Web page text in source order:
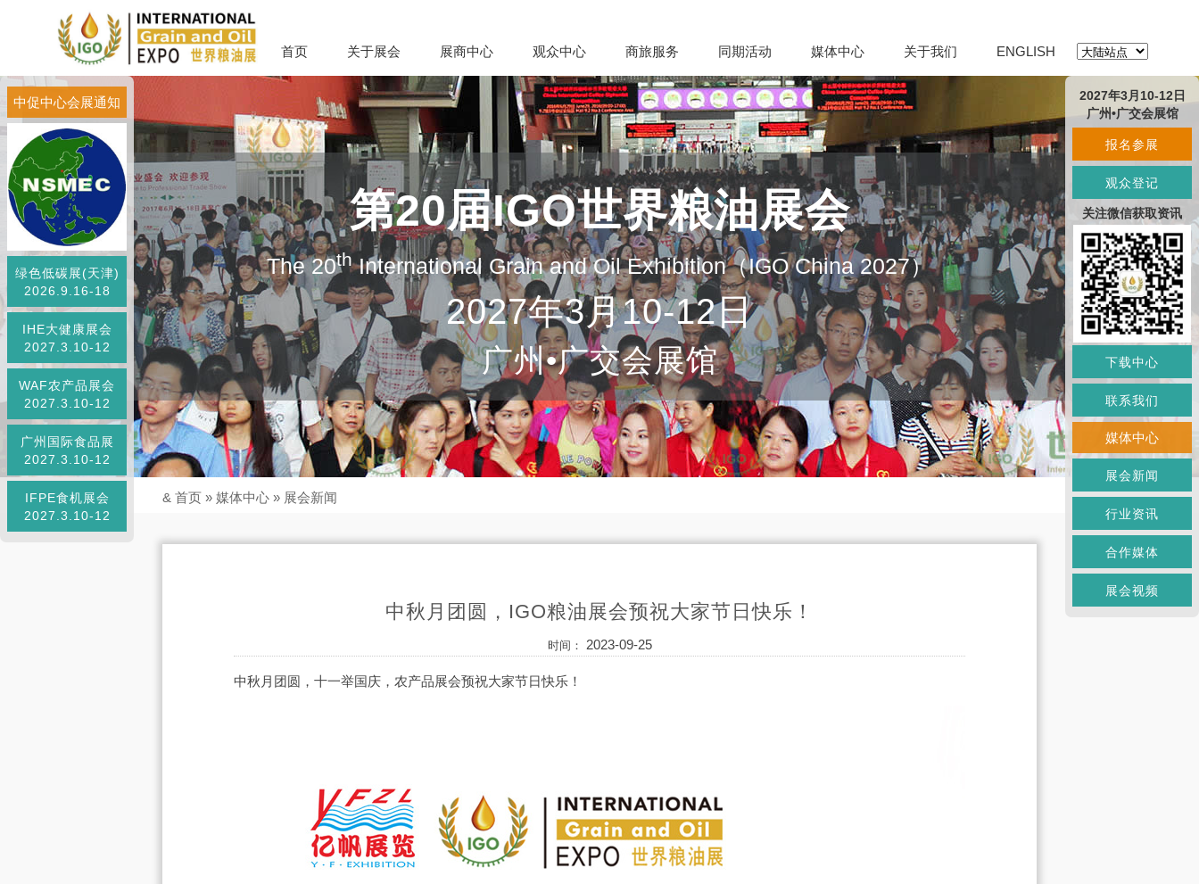
首页 关于展会 展商中心 观众中心 商旅服务 同期活动 媒体中心 关于我们 ENGLISH
第20届IGO世界粮油展会
The 20thInternational Grain and Oil Exhibition（IGO China 2027）
2027年3月10-12日
广州•广交会展馆
中促中心会展通知
绿色低碳展(天津)
2026.9.16-18
IHE大健康展会
2027.3.10-12
WAF农产品展会
2027.3.10-12
广州国际食品展
2027.3.10-12
IFPE食机展会
2027.3.10-12
& 首页 » 媒体中心 » 展会新闻
中秋月团圆，IGO粮油展会预祝大家节日快乐！
时间： 2023-09-25
中秋月团圆，十一举国庆，农产品展会预祝大家节日快乐！
2027年3月10-12日
广州•广交会展馆
报名参展
观众登记
关注微信获取资讯
下载中心
联系我们
媒体中心
展会新闻
行业资讯
合作媒体
展会视频